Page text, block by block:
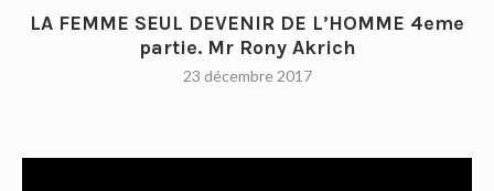
LA FEMME SEUL DEVENIR DE L’HOMME 4eme
partie. Mr Rony Akrich
23 décembre 2017